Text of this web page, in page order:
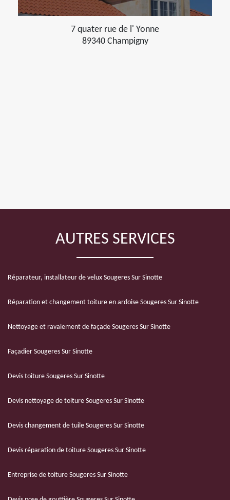
7 quater rue de l' Yonne
89340 Champigny
AUTRES SERVICES
Réparateur, installateur de velux Sougeres Sur Sinotte
Réparation et changement toiture en ardoise Sougeres Sur Sinotte
Nettoyage et ravalement de façade Sougeres Sur Sinotte
Façadier Sougeres Sur Sinotte
Devis toiture Sougeres Sur Sinotte
Devis nettoyage de toiture Sougeres Sur Sinotte
Devis changement de tuile Sougeres Sur Sinotte
Devis réparation de toiture Sougeres Sur Sinotte
Entreprise de toiture Sougeres Sur Sinotte